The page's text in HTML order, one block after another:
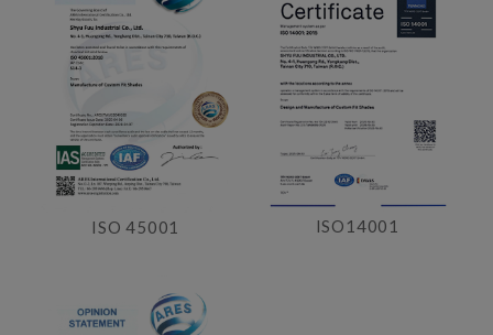
ISO 45001 ISO14001